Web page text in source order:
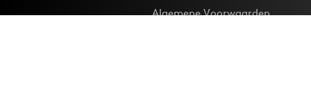
Algemene Voorwaarden